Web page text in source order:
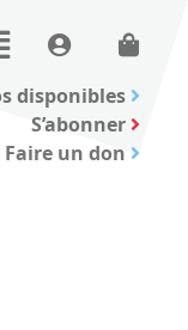
disponibles
S’abonner
Faire un don